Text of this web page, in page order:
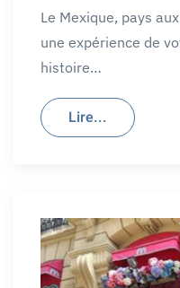
Le Mexique, pays
une expérience de
histoire…
Lire...